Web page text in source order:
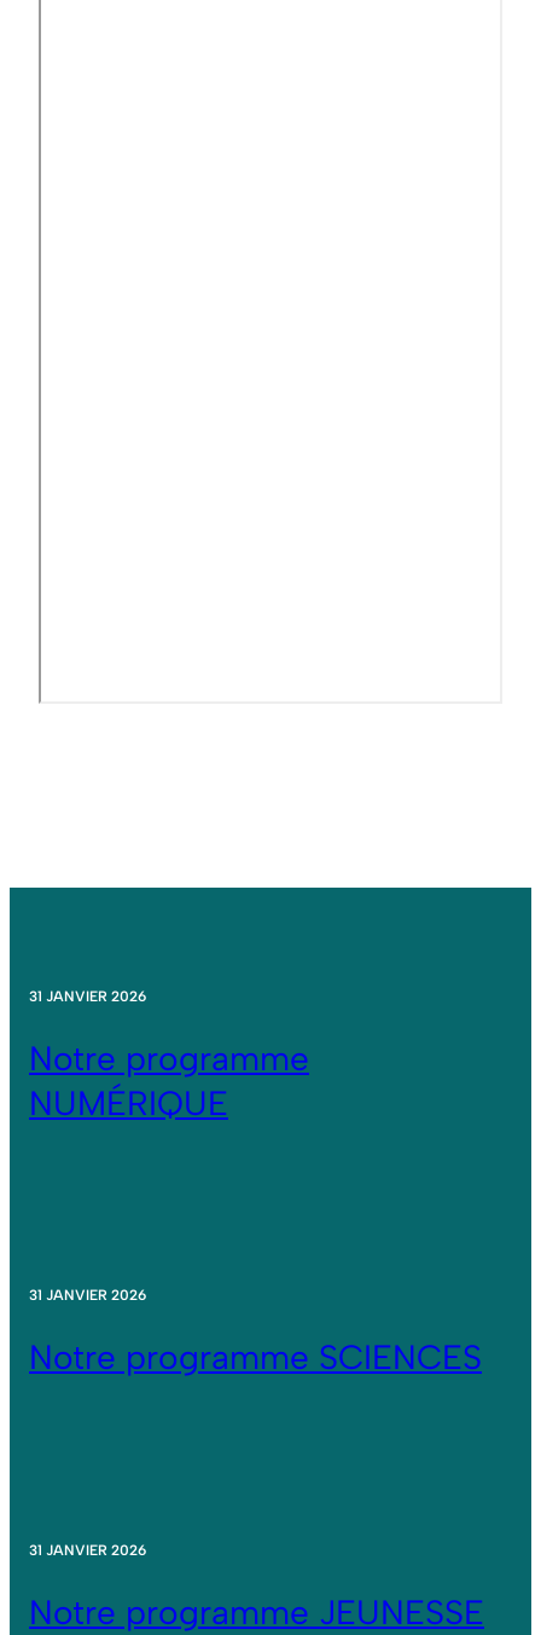
31 JANVIER 2026
Notre programme
NUMÉRIQUE
31 JANVIER 2026
Notre programme SCIENCES
31 JANVIER 2026
Notre programme JEUNESSE